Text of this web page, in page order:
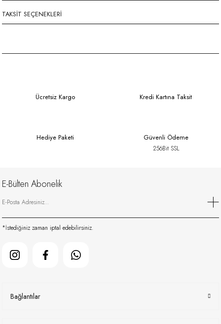
TAKSIT SEÇENEKLERI
Ücretsiz Kargo Kredi Kartına Taksit
Hediye Paketi Güvenli Ödeme
256Bit SSL
E-Bülten Abonelik
*İstediğiniz zaman iptal edebilirsiniz.
Bağlantılar